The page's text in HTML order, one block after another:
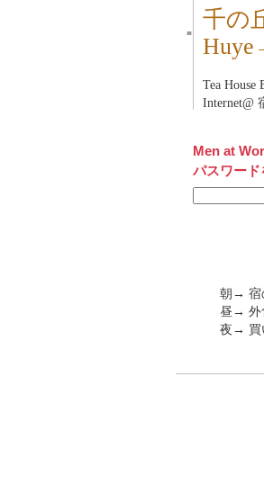
■
千の
Tea House
Internet@
Men at
パスワード
朝→ 宿
昼→ 外
夜→ 買